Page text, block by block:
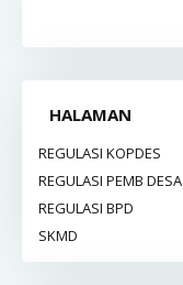
HALAMAN
REGULASI KOPDES
REGULASI PEMB DESA
REGULASI BPD
SKMD